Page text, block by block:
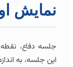
نمایش
جلسه دفاع، نقطه
این جلسه، به اندازه